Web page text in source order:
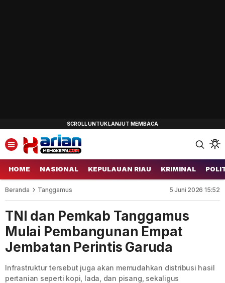
HOME NASIONAL KEPULAUAN RIAU KRIMINAL
Beranda Tanggamus 5 Juni 2026 15:52
TNI dan Pemkab Tanggamus
Mulai Pembangunan Empat
Jembatan Perintis Garuda
Infrastruktur tersebut juga akan memudahkan distribusi hasil
pertanian seperti kopi, lada, dan pisang, sekaligus